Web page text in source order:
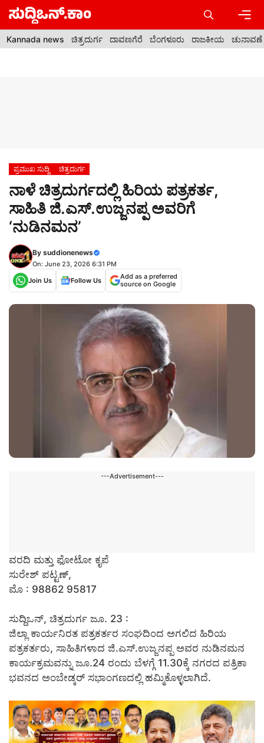
Skip
content
Kannada news ಚಿತ್ರದುರ್ಗ ದಾವಣಗೆರೆ ಬೆಂಗಳೂರು ರಾಜಕೀಯ ಚುನಾವಣೆ
ಪ್ರಮುಖ ಸುದ್ದಿ ಚಿತ್ರದುರ್ಗ
ನಾಳೆ ಚಿತ್ರದುರ್ಗದಲ್ಲಿ ಹಿರಿಯ ಪತ್ರಕರ್ತ,
ಸಾಹಿತಿ ಜಿ.ಎಸ್.ಉಜ್ಜನಪ್ಪ ಅವರಿಗೆ
‘ನುಡಿನಮನ’
By suddionenews
On: June 23, 2026 6:31 PM
Join Us
Follow Us
Add as a preferred
source on Google
---Advertisement---
ವರದಿ ಮತ್ತು ಫೋಟೋ ಕೃಪೆ
ಸುರೇಶ್ ಪಟ್ಟಣ್,
ಮೊ : 98862 95817
ಸುದ್ದಿಒನ್, ಚಿತ್ರದುರ್ಗ ಜೂ. 23 :
ಜಿಲ್ಲಾ ಕಾರ್ಯನಿರತ ಪತ್ರಕರ್ತರ ಸಂಘದಿಂದ ಅಗಲಿದ ಹಿರಿಯ
ಪತ್ರಕರ್ತರು, ಸಾಹಿತಿಗಳಾದ ಜಿ.ಎಸ್.ಉಜ್ಜನಪ್ಪ ಅವರ ನುಡಿನಮನ
ಕಾರ್ಯಕ್ರಮವನ್ನು ಜೂ.24 ರಂದು ಬೆಳಗ್ಗೆ 11.30ಕ್ಕೆ ನಗರದ ಪತ್ರಿಕಾ
ಭವನದ ಅಂಬೇಡ್ಕರ್ ಸಭಾಂಗಣದಲ್ಲಿ ಹಮ್ಮಿಕೊಳ್ಳಲಾಗಿದೆ.